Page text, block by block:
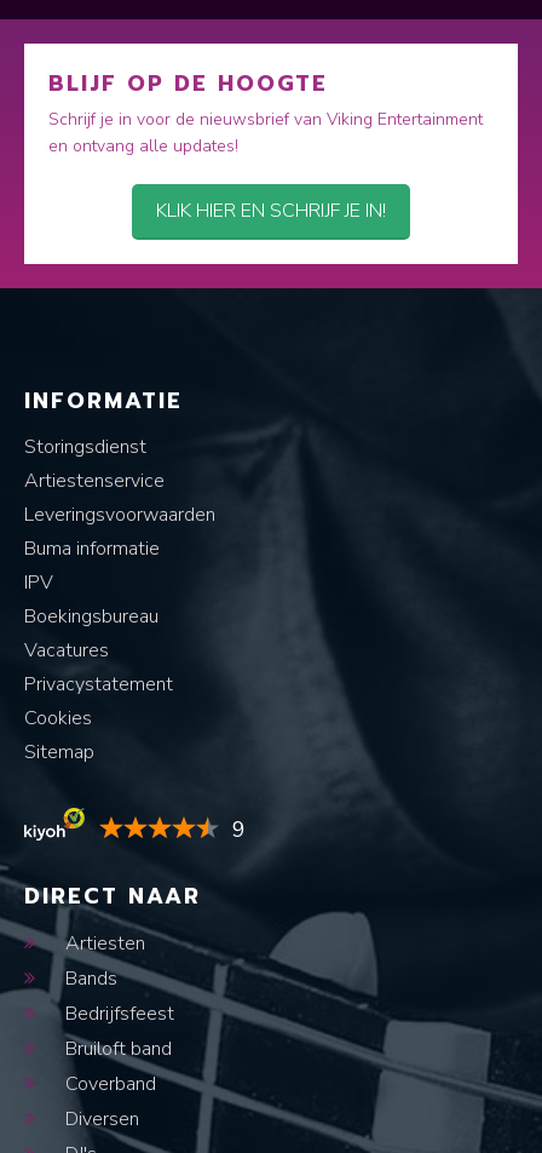
BLIJF OP DE HOOGTE
Schrijf je in voor de nieuwsbrief van Viking Entertainment
en ontvang alle updates!
KLIK HIER EN SCHRIJF JE IN!
INFORMATIE
Storingsdienst
Artiestenservice
Leveringsvoorwaarden
Buma informatie
IPV
Boekingsbureau
Vacatures
Privacystatement
Cookies
Sitemap
9
DIRECT NAAR
Artiesten
Bands
Bedrijfsfeest
Bruiloft band
Coverband
Diversen